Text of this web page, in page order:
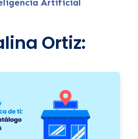
Artificial
Ortiz: